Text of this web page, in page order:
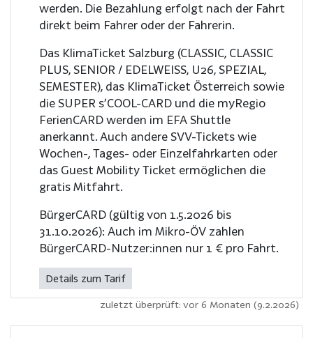
werden. Die Bezahlung erfolgt nach der Fahrt
direkt beim Fahrer oder der Fahrerin.
Das KlimaTicket Salzburg (CLASSIC, CLASSIC
PLUS, SENIOR / EDELWEISS, U26, SPEZIAL,
SEMESTER), das KlimaTicket Österreich sowie
die SUPER s’COOL-CARD und die myRegio
FerienCARD werden im EFA Shuttle
anerkannt. Auch andere SVV-Tickets wie
Wochen-, Tages- oder Einzelfahrkarten oder
das Guest Mobility Ticket ermöglichen die
gratis Mitfahrt.
BürgerCARD (gültig von 1.5.2026 bis
31.10.2026): Auch im Mikro-ÖV zahlen
BürgerCARD-Nutzer:innen nur 1 € pro Fahrt.
Details zum Tarif
zuletzt überprüft: vor 6 Monaten (9.2.2026)